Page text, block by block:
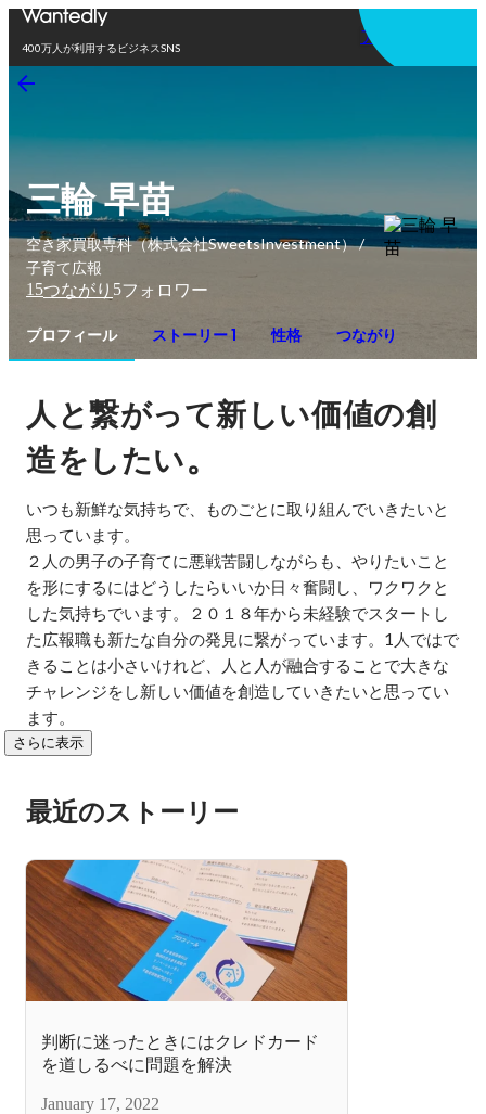
400万人が利用するビジネスSNS
アプリを使う
三輪 早苗
空き家買取専科（株式会社SweetsInvestment） /
子育て広報
15つながり 5フォロワー
プロフィール ストーリー 1 性格 つながり
人と繋がって新しい価値の創
造をしたい。
いつも新鮮な気持ちで、ものごとに取り組んでいきたいと
思っています。
２人の男子の子育てに悪戦苦闘しながらも、やりたいこと
を形にするにはどうしたらいいか日々奮闘し、ワクワクと
した気持ちでいます。２０１８年から未経験でスタートし
た広報職も新たな自分の発見に繋がっています。1人ではで
きることは小さいけれど、人と人が融合することで大きな
チャレンジをし新しい価値を創造していきたいと思ってい
ます。
さらに表示
最近のストーリー
判断に迷ったときにはクレドカード
を道しるべに問題を解決
January 17, 2022